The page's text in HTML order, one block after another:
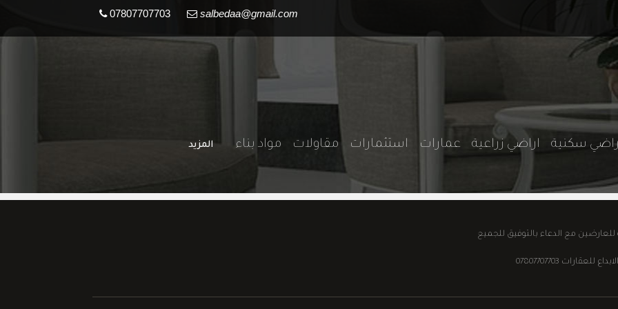
07807707703 salbedaa@gmail.com
سكنية اراضي زراعيةعمارات استثمارات مقاولات مواد بناء المزيد
للعارضين مع الدعاء بالتوفيق للجميع
07807707703